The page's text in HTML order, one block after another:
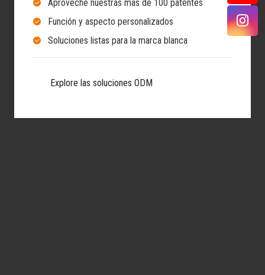
Aproveche nuestras más de 100 patentes
Función y aspecto personalizados
Soluciones listas para la marca blanca
Explore las soluciones ODM